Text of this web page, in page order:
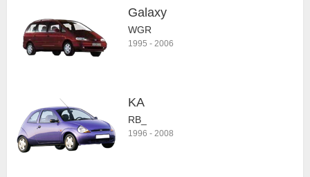
Galaxy
WGR
1995 - 2006
KA
RB_
1996 - 2008